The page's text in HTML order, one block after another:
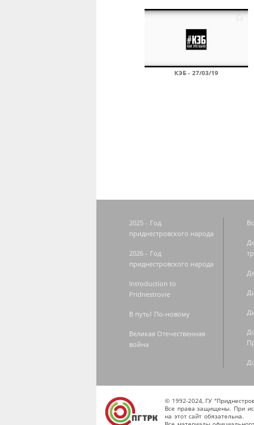
КЭБ - 27/03/19
2025 - Год
приднестровского народа
2026 - Год
приднестровского народа
Introduction to
Pridnestrovie
В путь! По-новому
Великая Отечественная
война
© 1992-2024, ГУ
Все права защищены. При
на этот сайт обязательна.